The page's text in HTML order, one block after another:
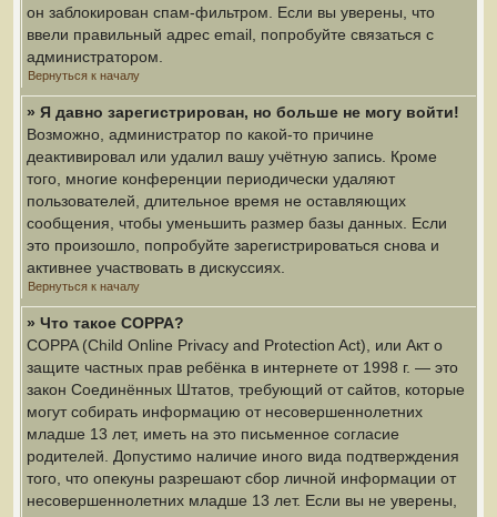
он заблокирован спам-фильтром. Если вы уверены, что
ввели правильный адрес email, попробуйте связаться с
администратором.
Вернуться к началу
» Я давно зарегистрирован, но больше не могу войти!
Возможно, администратор по какой-то причине
деактивировал или удалил вашу учётную запись. Кроме
того, многие конференции периодически удаляют
пользователей, длительное время не оставляющих
сообщения, чтобы уменьшить размер базы данных. Если
это произошло, попробуйте зарегистрироваться снова и
активнее участвовать в дискуссиях.
Вернуться к началу
» Что такое COPPA?
COPPA (Child Online Privacy and Protection Act), или Акт о
защите частных прав ребёнка в интернете от 1998 г. — это
закон Соединённых Штатов, требующий от сайтов, которые
могут собирать информацию от несовершеннолетних
младше 13 лет, иметь на это письменное согласие
родителей. Допустимо наличие иного вида подтверждения
того, что опекуны разрешают сбор личной информации от
несовершеннолетних младше 13 лет. Если вы не уверены,